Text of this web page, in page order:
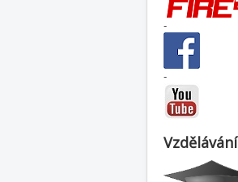
-
-
Vzdělávání